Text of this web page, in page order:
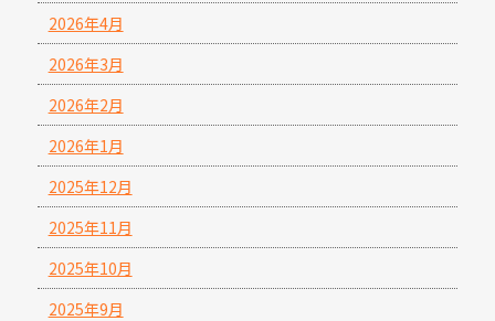
2026年4月
2026年3月
2026年2月
2026年1月
2025年12月
2025年11月
2025年10月
2025年9月